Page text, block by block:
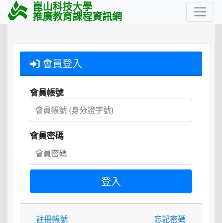
崑山科技大學
推廣教育課程資訊網
會員登入
會員帳號
會員密碼
註冊帳號 忘記密碼